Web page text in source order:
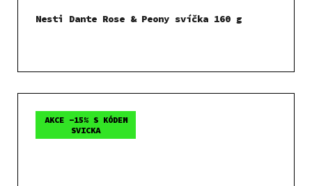
Nesti Dante Rose & Peony svíčka 160 g
AKCE -15% S KÓDEM
SVICKA